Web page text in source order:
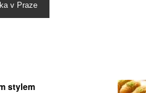
v Praze
stylem